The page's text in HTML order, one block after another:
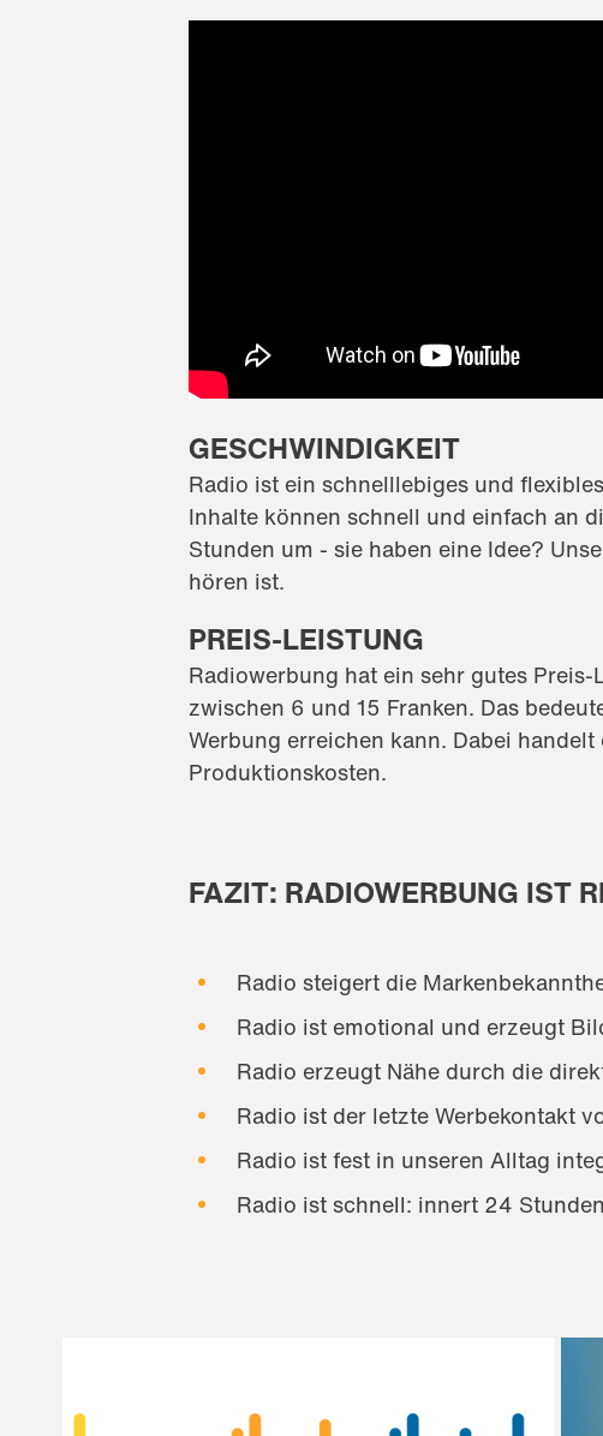
GESCHWINDIGKEIT
Radio ist ein schnelllebiges und
Inhalte können schnell und einfach an
Stunden um - sie haben eine Idee?
hören ist.
PREIS-LEISTUNG
Radiowerbung hat ein sehr gutes
zwischen 6 und 15 Franken. Das
Werbung erreichen kann. Dabei
Produktionskosten.
FAZIT: RADIOWERBUNG IST
Radio steigert die
Radio ist emotional und erzeugt
Radio erzeugt Nähe durch die
Radio ist der letzte Werbekontakt
Radio ist fest in unseren Alltag
Radio ist schnell: innert 24